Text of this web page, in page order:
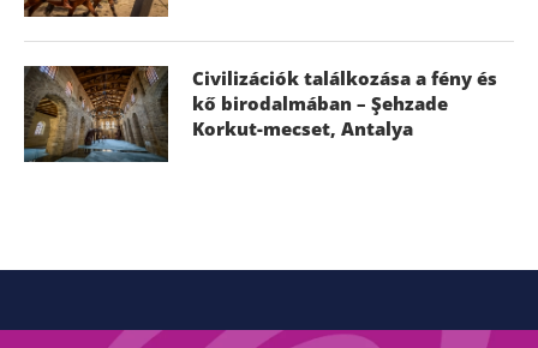
Civilizációk találkozása a fény és
kő birodalmában – Şehzade
Korkut-mecset, Antalya